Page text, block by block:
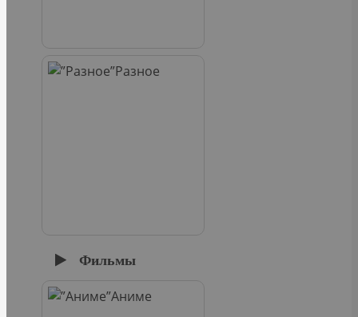
Разное
Фильмы
Аниме